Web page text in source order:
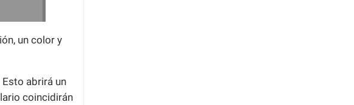
un color y
abrirá un
coincidirán